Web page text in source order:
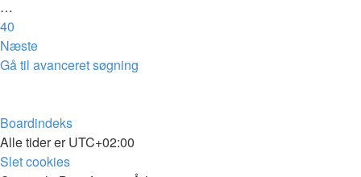
…
40
Næste
Gå til avanceret søgning
Boardindeks
Alle tider erUTC+02:00
Slet cookies